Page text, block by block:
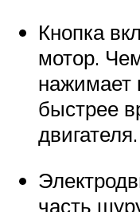
Кнопка
мотор.
нажимает
быстрее
двигателя.
часть